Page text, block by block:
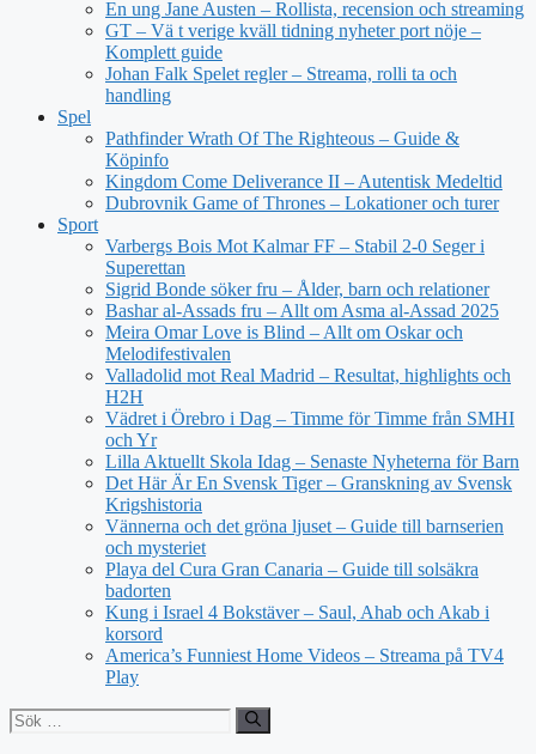
En ung Jane Austen – Rollista, recension och streaming
GT – Vä t verige kväll tidning nyheter port nöje –
Komplett guide
Johan Falk Spelet regler – Streama, rolli ta och
handling
Spel
Pathfinder Wrath Of The Righteous – Guide &
Köpinfo
Kingdom Come Deliverance II – Autentisk Medeltid
Dubrovnik Game of Thrones – Lokationer och turer
Sport
Varbergs Bois Mot Kalmar FF – Stabil 2-0 Seger i
Superettan
Sigrid Bonde söker fru – Ålder, barn och relationer
Bashar al-Assads fru – Allt om Asma al-Assad 2025
Meira Omar Love is Blind – Allt om Oskar och
Melodifestivalen
Valladolid mot Real Madrid – Resultat, highlights och
H2H
Vädret i Örebro i Dag – Timme för Timme från SMHI
och Yr
Lilla Aktuellt Skola Idag – Senaste Nyheterna för Barn
Det Här Är En Svensk Tiger – Granskning av Svensk
Krigshistoria
Vännerna och det gröna ljuset – Guide till barnserien
och mysteriet
Playa del Cura Gran Canaria – Guide till solsäkra
badorten
Kung i Israel 4 Bokstäver – Saul, Ahab och Akab i
korsord
America’s Funniest Home Videos – Streama på TV4
Play
Sök
efter: